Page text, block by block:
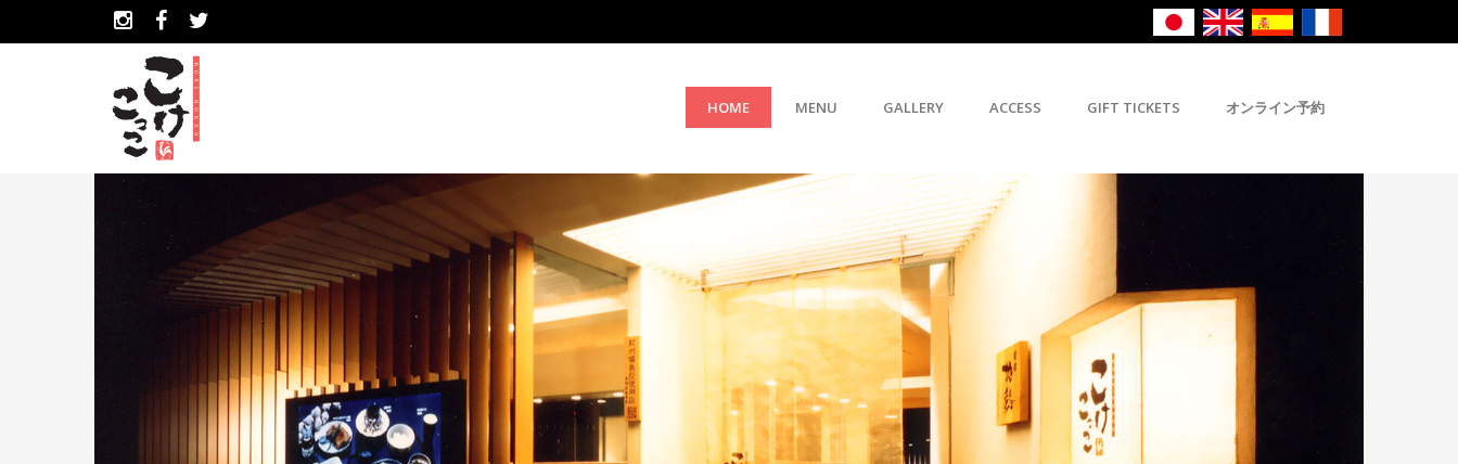
HOME MENU GALLERY ACCESS GIFT TICKETS オンライン予約